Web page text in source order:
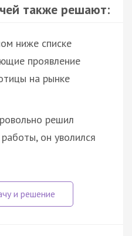
также решают:
ниже списке
проявление
на рынке
решил
он уволился